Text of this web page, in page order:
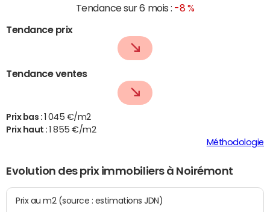
Tendance sur 6 mois : -8 %
Tendance prix
Tendance ventes
Prix bas :
1 045 €/m2
Prix haut :
1 855 €/m2
Méthodologie
Evolution des prix immobiliers à Noirémont
Prix au m2 (source : estimations JDN)